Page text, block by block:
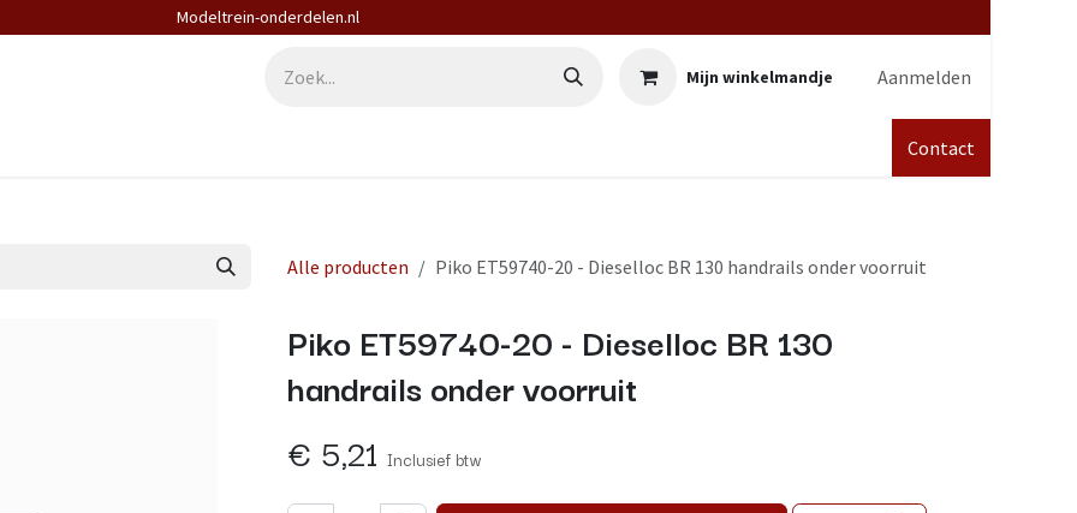
Modeltrein-onderdelen.nl
Mijn winkelmandje Aanmelden
Contact
Alle producten Piko ET59740-20 - Dieselloc BR 130 handrails onder voorruit
Piko ET59740-20 - Dieselloc BR 130
handrails onder voorruit
€ 5,21 Inclusief btw